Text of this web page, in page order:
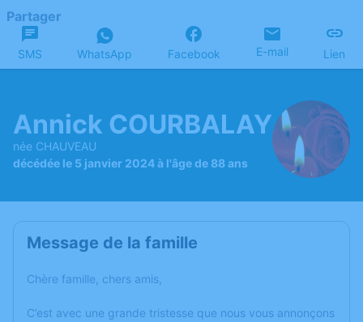
Partager
SMS WhatsApp Facebook E-mail Lien
Annick COURBALAY
née CHAUVEAU
décédée le 5 janvier 2024 à l'âge de 88 ans
Message de la famille
Chère famille, chers amis,
C’est avec une grande tristesse que nous vous annonçons